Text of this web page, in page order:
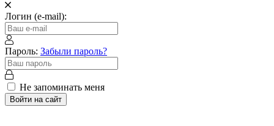
Логин (e-mail):
Пароль: Забыли пароль?
Не запоминать меня
Войти на сайт